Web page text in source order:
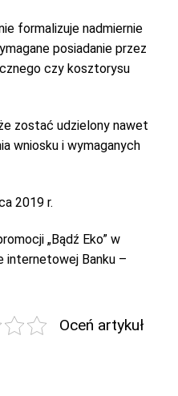
formalizuje nadmiernie
posiadanie przez
czy kosztorysu
zostać udzielony nawet
wniosku i wymaganych
2019 r.
„Bądź Eko” w
internetowej Banku –
Oceń artykuł